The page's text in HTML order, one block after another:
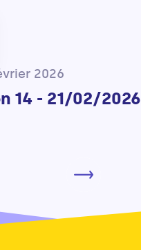
2026
14 - 21/02/2026